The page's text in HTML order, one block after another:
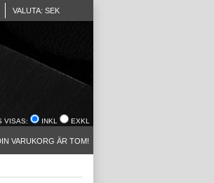
VALUTA: SEK
VISAS: INKL EXKL
VARUKORG ÄR TOM!